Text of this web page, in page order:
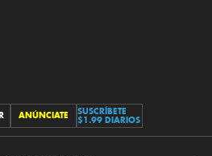
ANÚNCIATE
SUSCRÍBETE
$1.99 DIARIOS